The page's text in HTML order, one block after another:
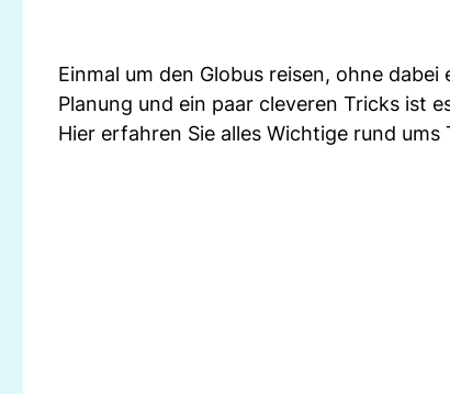
Einmal um den Globus reisen, ohne
Planung und ein paar cleveren Tricks ist
Hier erfahren Sie alles Wichtige rund ums